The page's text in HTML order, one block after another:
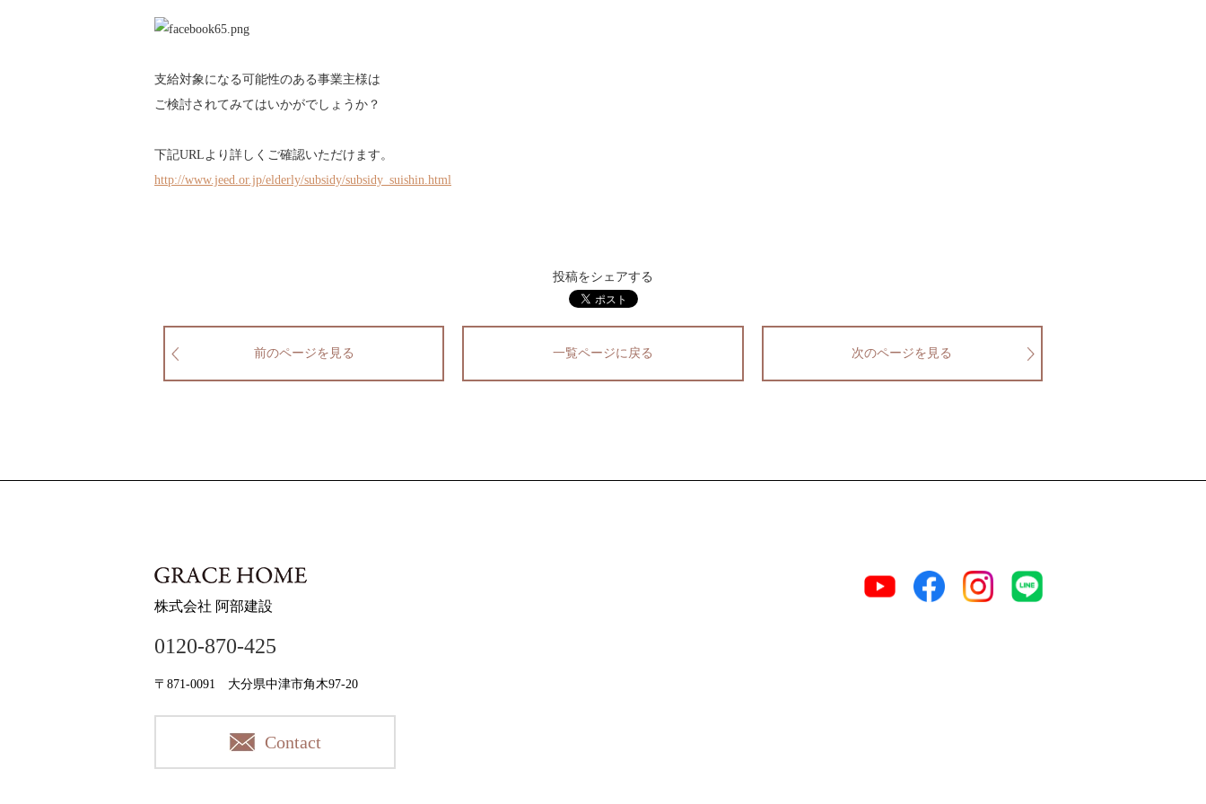
支給対象になる可能性のある事業主様は
ご検討されてみてはいかがでしょうか？
下記URLより詳しくご確認いただけます。
http://www.jeed.or.jp/elderly/subsidy/subsidy_suishin.html
投稿をシェアする
前のページを見る 一覧ページに戻る 次のページを見る
株式会社 阿部建設
0120-870-425
〒871-0091 大分県中津市角木97-20
Contact